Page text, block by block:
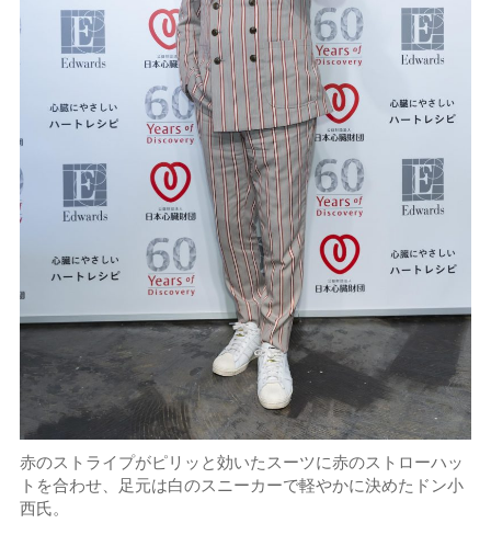
赤のストライプがピリッと効いたスーツに赤のストローハッ
トを合わせ、足元は白のスニーカーで軽やかに決めたドン小
西氏。